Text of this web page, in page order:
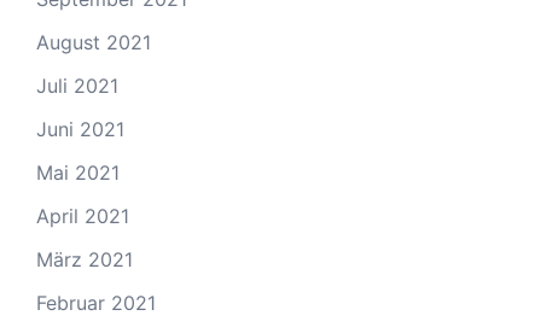
August 2021
Juli 2021
Juni 2021
Mai 2021
April 2021
März 2021
Februar 2021